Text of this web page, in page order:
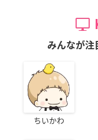
みんなが注
ちいかわ